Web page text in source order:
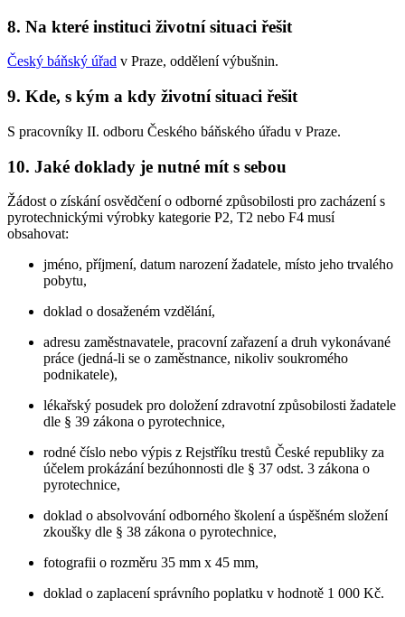
8. Na které instituci životní situaci řešit
Český báňský úřad v Praze, oddělení výbušnin.
9. Kde, s kým a kdy životní situaci řešit
S pracovníky II. odboru Českého báňského úřadu v Praze.
10. Jaké doklady je nutné mít s sebou
Žádost o získání osvědčení o odborné způsobilosti pro zacházení s
pyrotechnickými výrobky kategorie P2, T2 nebo F4 musí
obsahovat:
jméno, příjmení, datum narození žadatele, místo jeho trvalého
pobytu,
doklad o dosaženém vzdělání,
adresu zaměstnavatele, pracovní zařazení a druh vykonávané
práce (jedná-li se o zaměstnance, nikoliv soukromého
podnikatele),
lékařský posudek pro doložení zdravotní způsobilosti žadatele
dle § 39 zákona o pyrotechnice,
rodné číslo nebo výpis z Rejstříku trestů České republiky za
účelem prokázání bezúhonnosti dle § 37 odst. 3 zákona o
pyrotechnice,
doklad o absolvování odborného školení a úspěšném složení
zkoušky dle § 38 zákona o pyrotechnice,
fotografii o rozměru 35 mm x 45 mm,
doklad o zaplacení správního poplatku v hodnotě 1 000 Kč.